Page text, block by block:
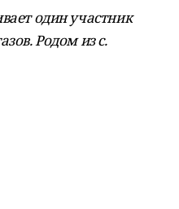
один участник
Родом из с.